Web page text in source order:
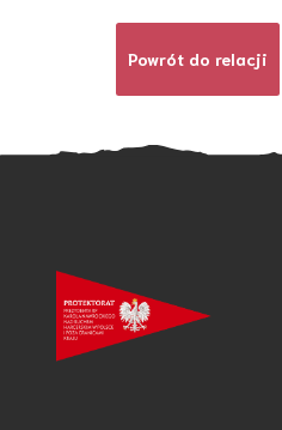
Powrót do relacji